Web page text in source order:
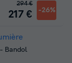
217 € -26%
294 €
- Bandol